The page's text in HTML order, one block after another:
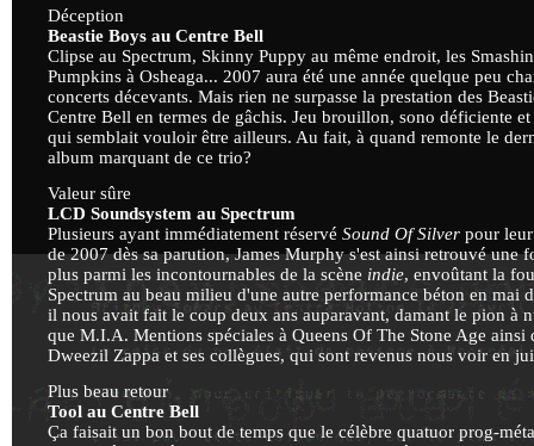
Déception
Beastie Boys au Centre Bell
Clipse au Spectrum, Skinny Puppy au même endroit, les
Pumpkins à Osheaga... 2007 aura été une année quelque peu
concerts décevants. Mais rien ne surpasse la prestation des
Centre Bell en termes de gâchis. Jeu brouillon, sono déficiente
qui semblait vouloir être ailleurs. Au fait, à quand remonte le
album marquant de ce trio?
Valeur sûre
LCD Soundsystem au Spectrum
Plusieurs ayant immédiatement réservé Sound Of Silver pour
de 2007 dès sa parution, James Murphy s'est ainsi retrouvé une
plus parmi les incontournables de la scène indie, envoûtant la
Spectrum au beau milieu d'une autre performance béton en mai
il nous avait fait le coup deux ans auparavant, damant le pion à
que M.I.A. Mentions spéciales à Queens Of The Stone Age ainsi
Dweezil Zappa et ses collègues, qui sont revenus nous voir en
Plus beau retour
Tool au Centre Bell
Ça faisait un bon bout de temps que le célèbre quatuor prog-